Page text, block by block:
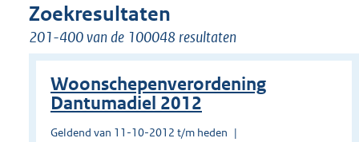
Zoekresultaten
201-400 van de 100048 resultaten
Woonschepenverordening
Dantumadiel 2012
Geldend van 11-10-2012 t/m heden